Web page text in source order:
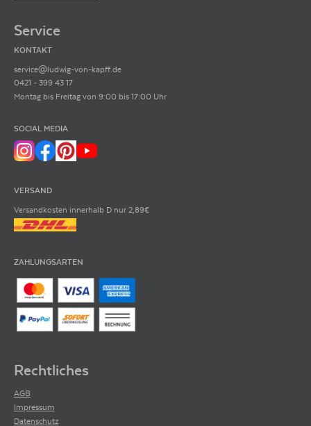
Service
KONTAKT
service@ludwig-von-kapff.de
0421 - 399 43 17
Montag bis Freitag von 9:00 bis 17:00 Uhr
SOCIAL MEDIA
VERSAND
Versandkosten innerhalb D nur 2,89€
ZAHLUNGSARTEN
Rechtliches
AGB
Impressum
Datenschutz